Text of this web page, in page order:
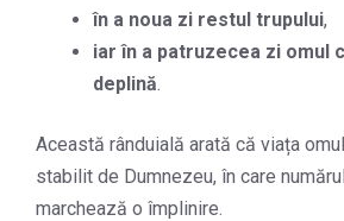
în a noua zi restul trupului,
iar în a patruzecea zi omul
deplină
Această rânduială arată că viața
stabilit de Dumnezeu, în care
marchează o împlinire.